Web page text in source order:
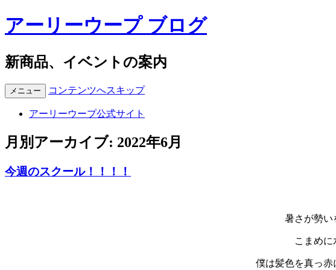
アーリーウープ ブログ
新商品、イベントの案内
メニュー コンテンツへスキップ
アーリーウープ公式サイト
月別アーカイブ: 2022年6月
今週のスクール！！！！
暑さが勢い
こまめに
僕は髪色を真っ